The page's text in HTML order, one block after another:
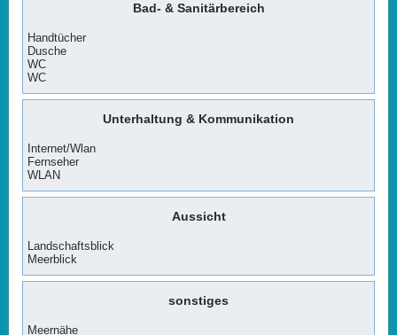
Bad- & Sanitärbereich
Handtücher
Dusche
WC
WC
Unterhaltung & Kommunikation
Internet/Wlan
Fernseher
WLAN
Aussicht
Landschaftsblick
Meerblick
sonstiges
Meernähe